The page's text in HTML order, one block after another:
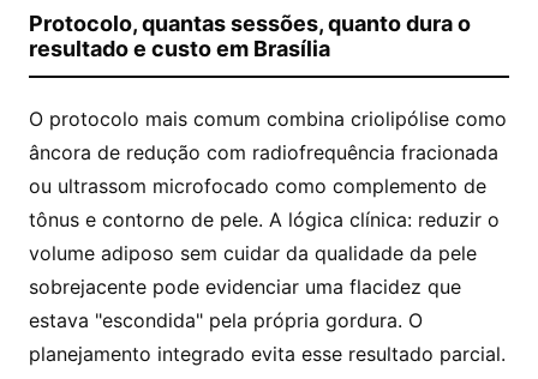
Protocolo, quantas sessões, quanto dura o
resultado e custo em Brasília
O protocolo mais comum combina criolipólise como
âncora de redução com radiofrequência fracionada
ou ultrassom microfocado como complemento de
tônus e contorno de pele. A lógica clínica: reduzir o
volume adiposo sem cuidar da qualidade da pele
sobrejacente pode evidenciar uma flacidez que
estava "escondida" pela própria gordura. O
planejamento integrado evita esse resultado parcial.